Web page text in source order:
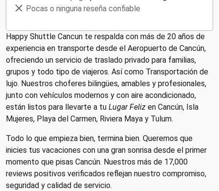
Pocas o ninguna reseña confiable
Happy Shuttle Cancun te respalda con más de 20 años de
experiencia en transporte desde el Aeropuerto de Cancún,
ofreciendo un servicio de traslado privado para familias,
grupos y todo tipo de viajeros. Así como Transportación de
lujo. Nuestros choferes bilingües, amables y profesionales,
junto con vehículos modernos y con aire acondicionado,
están listos para llevarte a tu Lugar Feliz en Cancún, Isla
Mujeres, Playa del Carmen, Riviera Maya y Tulum.
Todo lo que empieza bien, termina bien. Queremos que
inicies tus vacaciones con una gran sonrisa desde el primer
momento que pisas Cancún. Nuestros más de 17,000
reviews positivos verificados reflejan nuestro compromiso,
seguridad y calidad de servicio.